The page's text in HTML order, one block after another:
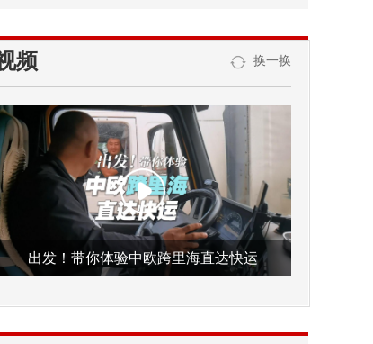
频 换一换
出发！带你体验中欧跨里海直达快运